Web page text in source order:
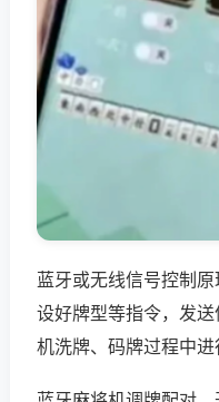
蓝牙或无线信号控制
设好牌型等指令，发
机洗牌、码牌过程中进